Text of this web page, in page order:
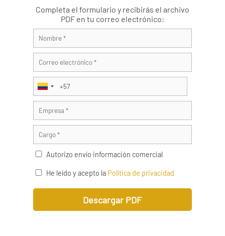
Completa el formulario y recibirás el archivo
PDF en tu correo electrónico:
Autorizo envío información comercial
He leído y acepto la Política de privacidad